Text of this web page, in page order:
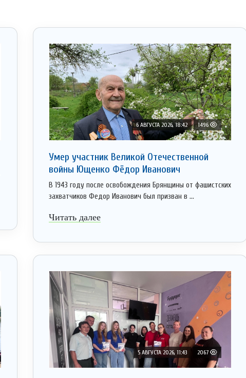
6 АВГУСТА 2026, 18:42 1496
Умер участник Великой Отечественной
войны Ющенко Фёдор Иванович
В 1943 году после освобождения Брянщины от фашистских
захватчиков Федор Иванович был призван в ...
Читать далее
5 АВГУСТА 2026, 11:43 2067